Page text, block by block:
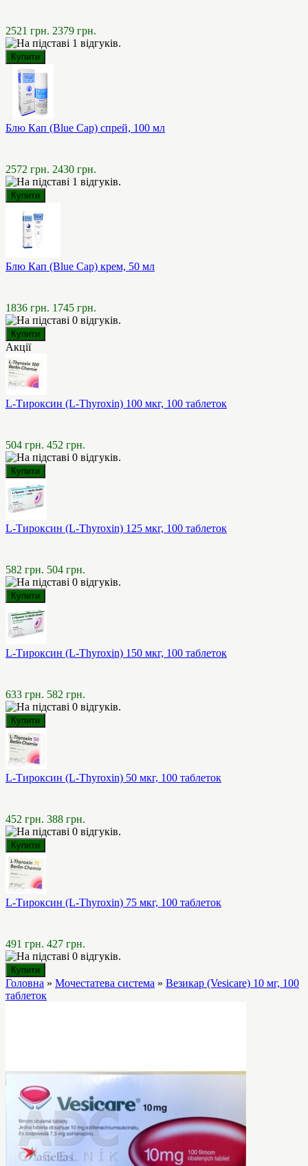
2521 грн. 2379 грн.
Блю Кап (Blue Cap) спрей, 100 мл
2572 грн. 2430 грн.
Блю Кап (Blue Cap) крем, 50 мл
1836 грн. 1745 грн.
Акції
L-Тироксин (L-Thyroxin) 100 мкг, 100 таблеток
504 грн. 452 грн.
L-Тироксин (L-Thyroxin) 125 мкг, 100 таблеток
582 грн. 504 грн.
L-Тироксин (L-Thyroxin) 150 мкг, 100 таблеток
633 грн. 582 грн.
L-Тироксин (L-Thyroxin) 50 мкг, 100 таблеток
452 грн. 388 грн.
L-Тироксин (L-Thyroxin) 75 мкг, 100 таблеток
491 грн. 427 грн.
Головна » Мочестатева система » Везикар (Vesicare) 10 мг, 100
таблеток